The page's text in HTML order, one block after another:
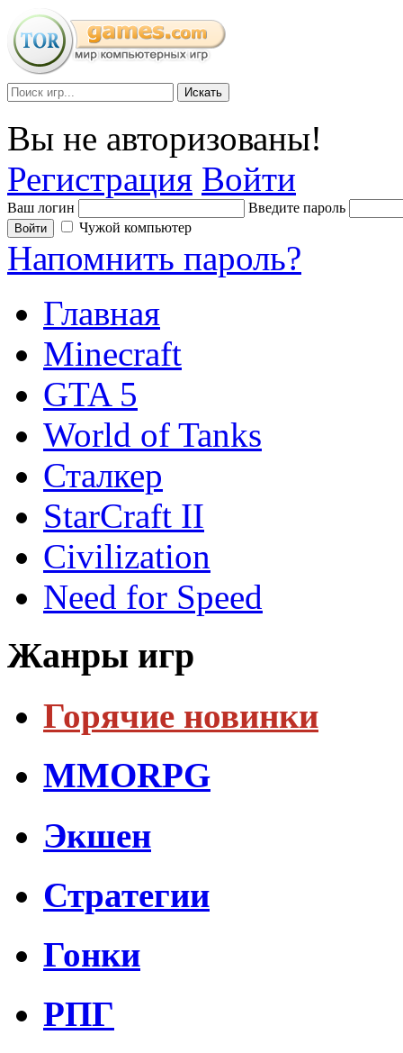
Искать
Вы не авторизованы!
Регистрация Войти
Ваш логин Введите пароль
Войти Чужой компьютер
Напомнить пароль?
Главная
Minecraft
GTA 5
World of Tanks
Сталкер
StarCraft II
Civilization
Need for Speed
Жанры игр
Горячие новинки
MMORPG
Экшен
Стратегии
Гонки
РПГ